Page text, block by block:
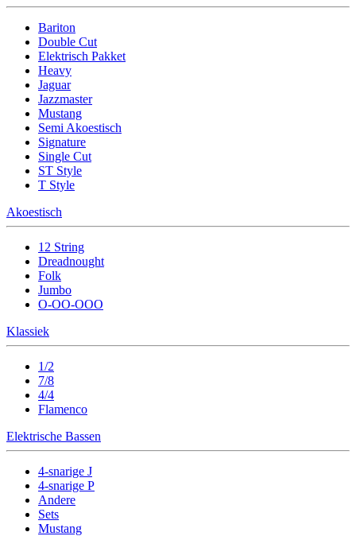
Bariton
Double Cut
Elektrisch Pakket
Heavy
Jaguar
Jazzmaster
Mustang
Semi Akoestisch
Signature
Single Cut
ST Style
T Style
Akoestisch
12 String
Dreadnought
Folk
Jumbo
O-OO-OOO
Klassiek
1/2
7/8
4/4
Flamenco
Elektrische Bassen
4-snarige J
4-snarige P
Andere
Sets
Mustang